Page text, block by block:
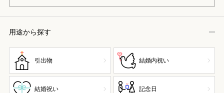
用途から探す
引出物 結婚内祝い
結婚祝い 記念日